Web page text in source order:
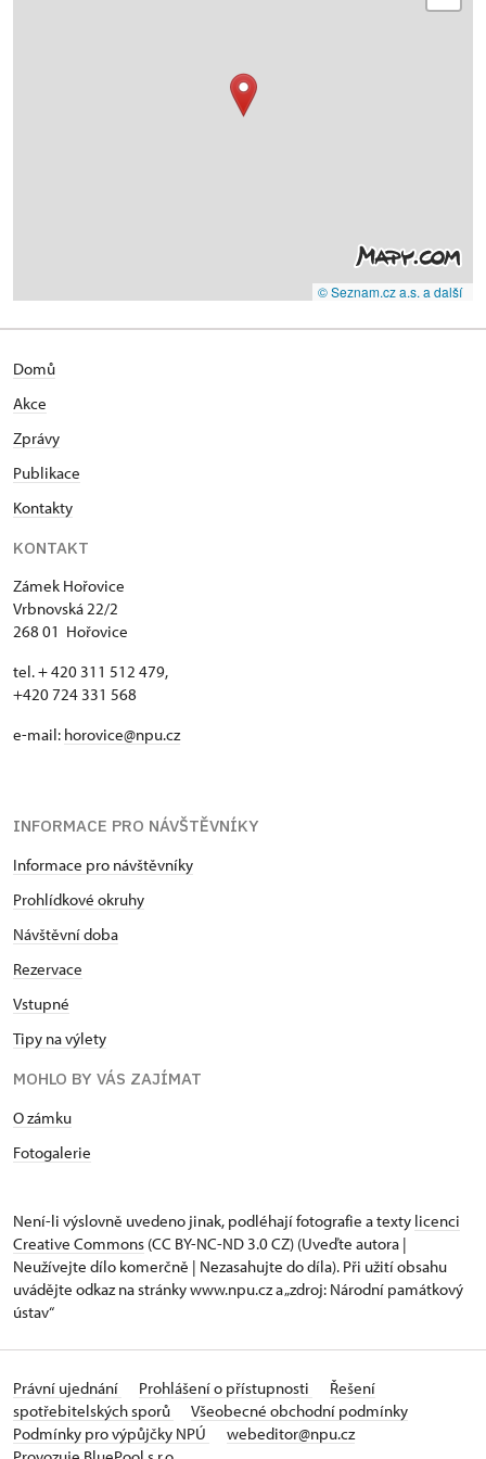
© Seznam.cz a.s. a další
Domů
Akce
Zprávy
Publikace
Kontakty
KONTAKT
Zámek Hořovice
Vrbnovská 22/2
268 01 Hořovice
tel. + 420 311 512 479,
+420 724 331 568
e-mail: horovice@npu.cz
INFORMACE PRO NÁVŠTĚVNÍKY
Informace pro návštěvníky
Prohlídkové okruhy
Návštěvní doba
Rezervace
Vstupné
Tipy na výlety
MOHLO BY VÁS ZAJÍMAT
O zámku
Fotogalerie
Není-li výslovně uvedeno jinak, podléhají fotografie a texty licenci
Creative Commons (CC BY-NC-ND 3.0 CZ) (Uveďte autora |
Neužívejte dílo komerčně | Nezasahujte do díla). Při užití obsahu
uvádějte odkaz na stránky www.npu.cz a „zdroj: Národní památkový
ústav“
Právní ujednání Prohlášení o přístupnosti
Řešení
spotřebitelských sporů
Všeobecné obchodní podmínky
Podmínky pro výpůjčky NPÚ
webeditor@npu.cz